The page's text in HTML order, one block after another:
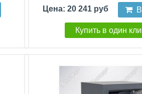
Цена: 20 241 руб
Купить в один